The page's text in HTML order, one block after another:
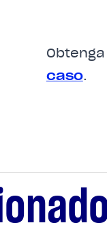
caso.